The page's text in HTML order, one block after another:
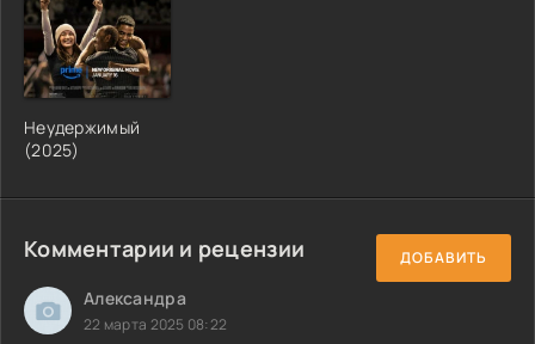
Неудержимый
(2025)
Комментарии и рецензии ДОБАВИТЬ
Александра
22 марта 2025 08:22